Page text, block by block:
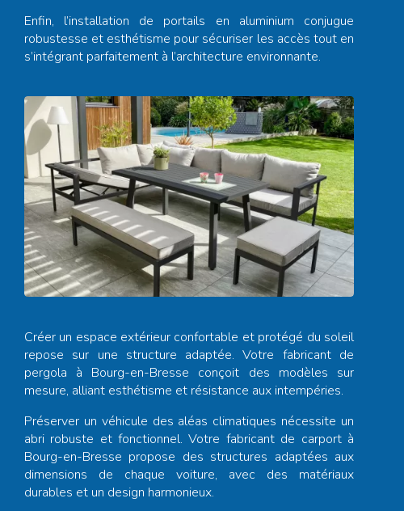
Enfin, l’installation de portails en aluminium conjugue
robustesse et esthétisme pour sécuriser les accès tout en
s’intégrant parfaitement à l’architecture environnante.
Créer un espace extérieur confortable et protégé du soleil
repose sur une structure adaptée. Votre fabricant de
pergola à Bourg-en-Bresse conçoit des modèles sur
mesure, alliant esthétisme et résistance aux intempéries.
Préserver un véhicule des aléas climatiques nécessite un
abri robuste et fonctionnel. Votre fabricant de carport à
Bourg-en-Bresse propose des structures adaptées aux
dimensions de chaque voiture, avec des matériaux
durables et un design harmonieux.